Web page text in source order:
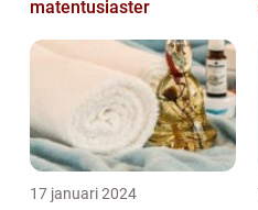
matentusiaster
17 januari 2024